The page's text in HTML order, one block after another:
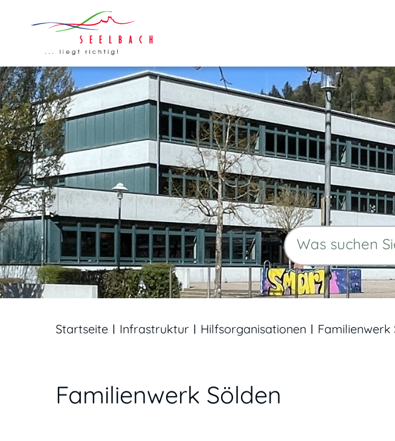
Startseite Infrastruktur Hilfsorganisationen Familienwerk
Familienwerk Sölden